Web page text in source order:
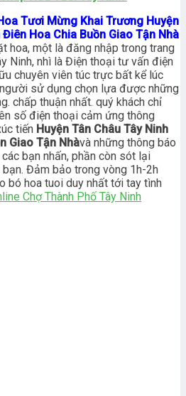
Tươi Mừng Khai Trương Huyện
Hoa Chia Buồn Giao Tận Nhà
hoa, một là đăng nhập trong trang
Ninh, nhì là Điện thoại tư vấn điện
chuyên viên túc trực bất kể lúc
sử dụng chọn lựa được những
chấp thuận nhất. quý khách chỉ
số điện thoại cảm ứng thông
tiến Huyện Tân Châu Tây Ninh
Giao Tận Nhàvà những thông báo
bạn nhấn, phần còn sót lại
Đảm bảo trong vòng 1h-2h
bó hoa tuoi duy nhất tới tay tình
Chợ Thành Phố Tây Ninh